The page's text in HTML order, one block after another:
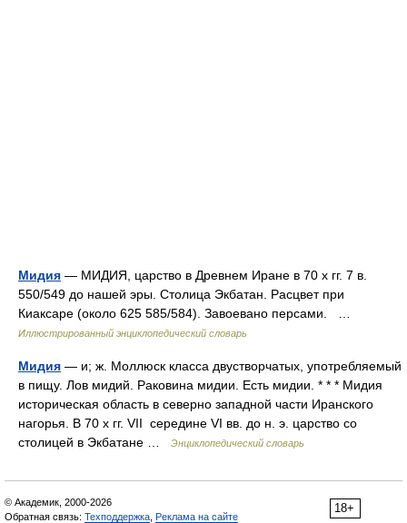
Мидия — МИДИЯ, царство в Древнем Иране в 70 х гг. 7 в.
550/549 до нашей эры. Столица Экбатан. Расцвет при
Киаксаре (около 625 585/584). Завоевано персами. …
Иллюстрированный энциклопедический словарь
Мидия — и; ж. Моллюск класса двустворчатых, употребляемый
в пищу. Лов мидий. Раковина мидии. Есть мидии. * * * Мидия
историческая область в северно западной части Иранского
нагорья. В 70 х гг. VII середине VI вв. до н. э. царство со
столицей в Экбатане …
Энциклопедический словарь
18+
© Академик, 2000-2026
Обратная связь: Техподдержка Реклама на сайте